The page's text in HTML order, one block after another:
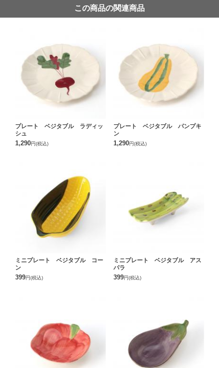
この商品の関連商品
プレート ベジタブル ラディッ
シュ
1,290円(税込)
プレート ベジタブル パンプキ
ン
1,290円(税込)
ミニプレート ベジタブル コー
ン
399円(税込)
ミニプレート ベジタブル アス
パラ
399円(税込)